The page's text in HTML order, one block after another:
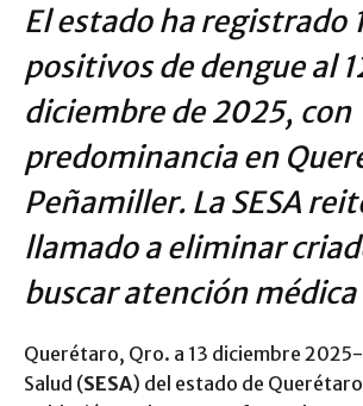
El estado ha registrado
positivos de dengue al
diciembre de 2025, con
predominancia en
Peñamiller. La SESA
llamado a eliminar
buscar atención
Querétaro, Qro. a 13 diciembre
Salud (SESA) del estado de